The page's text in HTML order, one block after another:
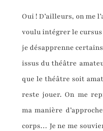
Oui ! D’ailleurs, on me
voulu intégrer le
je désapprenne
issus du théâtre
que le théâtre soit
reste jouer. On me
ma manière
corps… Je ne me